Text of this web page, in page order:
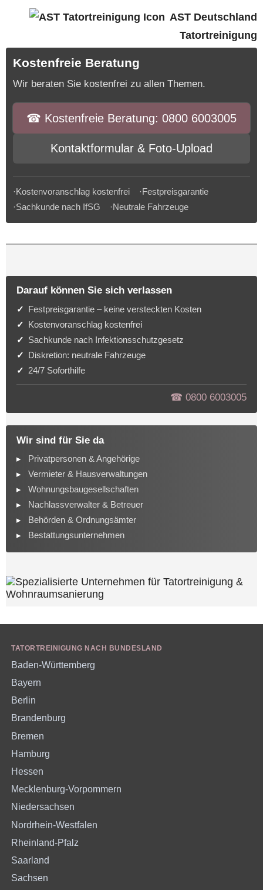
AST Deutschland
Tatortreinigung
Kostenfreie Beratung
Wir beraten Sie kostenfrei zu allen Themen.
☎︎ Kostenfreie Beratung: 0800 6003005
Kontaktformular & Foto-Upload
·Kostenvoranschlag kostenfrei ·Festpreisgarantie
·Sachkunde nach IfSG ·Neutrale Fahrzeuge
Darauf können Sie sich verlassen
Festpreisgarantie – keine versteckten Kosten
Kostenvoranschlag kostenfrei
Sachkunde nach Infektionsschutzgesetz
Diskretion: neutrale Fahrzeuge
24/7 Soforthilfe
☎︎ 0800 6003005
Wir sind für Sie da
Privatpersonen & Angehörige
Vermieter & Hausverwaltungen
Wohnungsbaugesellschaften
Nachlassverwalter & Betreuer
Behörden & Ordnungsämter
Bestattungsunternehmen
TATORTREINIGUNG NACH BUNDESLAND
Baden-Württemberg
Bayern
Berlin
Brandenburg
Bremen
Hamburg
Hessen
Mecklenburg-Vorpommern
Niedersachsen
Nordrhein-Westfalen
Rheinland-Pfalz
Saarland
Sachsen